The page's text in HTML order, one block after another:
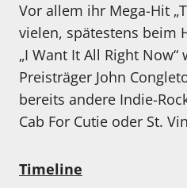
Vor allem ihr Mega-Hit
vielen, spätestens beim
„I Want It All Right
Preisträger John
bereits andere Indie-
Cab For Cutie oder St.
Timeline